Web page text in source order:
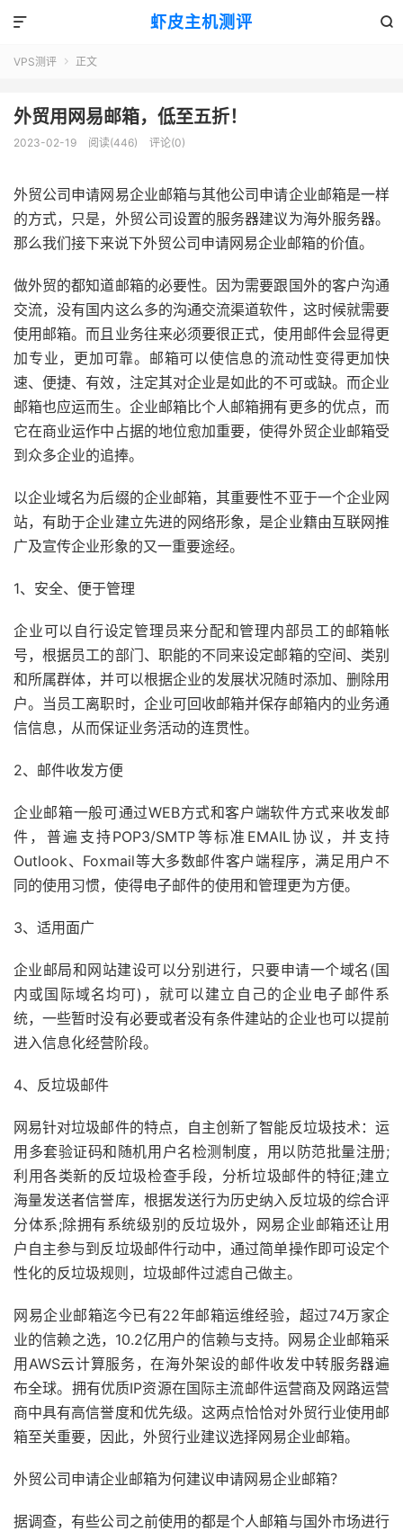
虾皮主机测评 

VPS测评  正文
外贸用网易邮箱，低至五折！
2023-02-19 阅读(446) 评论(0)
外贸公司申请网易企业邮箱与其他公司申请企业邮箱是一样
的方式，只是，外贸公司设置的服务器建议为海外服务器。
那么我们接下来说下外贸公司申请网易企业邮箱的价值。
做外贸的都知道邮箱的必要性。因为需要跟国外的客户沟通
交流，没有国内这么多的沟通交流渠道软件，这时候就需要
使用邮箱。而且业务往来必须要很正式，使用邮件会显得更
加专业，更加可靠。邮箱可以使信息的流动性变得更加快
速、便捷、有效，注定其对企业是如此的不可或缺。而企业
邮箱也应运而生。企业邮箱比个人邮箱拥有更多的优点，而
它在商业运作中占据的地位愈加重要，使得外贸企业邮箱受
到众多企业的追捧。
以企业域名为后缀的企业邮箱，其重要性不亚于一个企业网
站，有助于企业建立先进的网络形象，是企业籍由互联网推
广及宣传企业形象的又一重要途经。
1、安全、便于管理
企业可以自行设定管理员来分配和管理内部员工的邮箱帐
号，根据员工的部门、职能的不同来设定邮箱的空间、类别
和所属群体，并可以根据企业的发展状况随时添加、删除用
户。当员工离职时，企业可回收邮箱并保存邮箱内的业务通
信信息，从而保证业务活动的连贯性。
2、邮件收发方便
企业邮箱一般可通过WEB方式和客户端软件方式来收发邮
件，普遍支持POP3/SMTP等标准EMAIL协议，并支持
Outlook、Foxmail等大多数邮件客户端程序，满足用户不
同的使用习惯，使得电子邮件的使用和管理更为方便。
3、适用面广
企业邮局和网站建设可以分别进行，只要申请一个域名(国
内或国际域名均可)，就可以建立自己的企业电子邮件系
统，一些暂时没有必要或者没有条件建站的企业也可以提前
进入信息化经营阶段。
4、反垃圾邮件
网易针对垃圾邮件的特点，自主创新了智能反垃圾技术：运
用多套验证码和随机用户名检测制度，用以防范批量注册;
利用各类新的反垃圾检查手段，分析垃圾邮件的特征;建立
海量发送者信誉库，根据发送行为历史纳入反垃圾的综合评
分体系;除拥有系统级别的反垃圾外，网易企业邮箱还让用
户自主参与到反垃圾邮件行动中，通过简单操作即可设定个
性化的反垃圾规则，垃圾邮件过滤自己做主。
网易企业邮箱迄今已有22年邮箱运维经验，超过74万家企
业的信赖之选，10.2亿用户的信赖与支持。网易企业邮箱采
用AWS云计算服务，在海外架设的邮件收发中转服务器遍
布全球。拥有优质IP资源在国际主流邮件运营商及网路运营
商中具有高信誉度和优先级。这两点恰恰对外贸行业使用邮
箱至关重要，因此，外贸行业建议选择网易企业邮箱。
外贸公司申请企业邮箱为何建议申请网易企业邮箱？
据调查，有些公司之前使用的都是个人邮箱与国外市场进行